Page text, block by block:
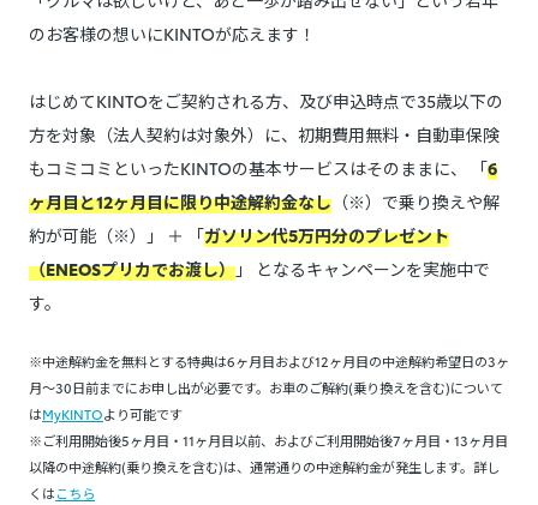
のお客様の想いにKINTOが応えます！
はじめてKINTOをご契約される方、及び申込時点で35歳以下の
方を対象（法人契約は対象外）に、初期費用無料・自動車保険
もコミコミといったKINTOの基本サービスはそのままに、 「6
ヶ月目と12ヶ月目に限り中途解約金なし （※）で乗り換えや解
約が可能（※）」 ＋ 「ガソリン代5万円分のプレゼント
（ENEOSプリカでお渡し） 」 となるキャンペーンを実施中で
す。
※中途解約金を無料とする特典は6ヶ月目および12ヶ月目の中途解約希望日の3ヶ
月～30日前までにお申し出が必要です。お車のご解約(乗り換えを含む)について
はMyKINTOより可能です
※ご利用開始後5ヶ月目・11ヶ月目以前、およびご利用開始後7ヶ月目・13ヶ月目
以降の中途解約(乗り換えを含む)は、通常通りの中途解約金が発生します。詳し
くはこちら